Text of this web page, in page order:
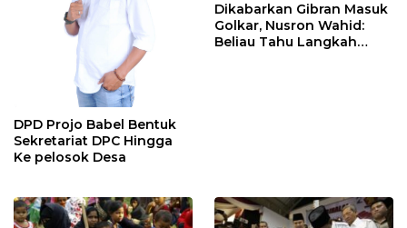
DPD Projo Babel Bentuk
Sekretariat DPC Hingga
Ke pelosok Desa
Dikabarkan Gibran Masuk
Golkar, Nusron Wahid:
Beliau Tahu Langkah